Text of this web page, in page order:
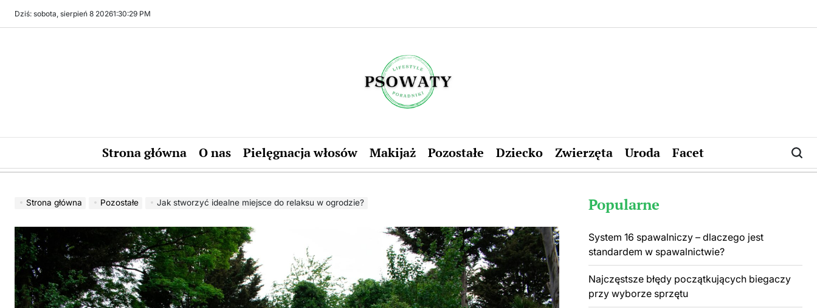
Dziś: sobota, sierpień 8 20261:30:30 PM
Strona główna O nas Pielęgnacja włosów Makijaż Pozostałe Dziecko Zwierzęta Uroda Facet
Strona główna Pozostałe Jak stworzyć idealne miejsce do relaksu w ogrodzie? Popularne
System 16 spawalniczy – dlaczego jest
standardem w spawalnictwie?
Najczęstsze błędy początkujących biegaczy
przy wyborze sprzętu